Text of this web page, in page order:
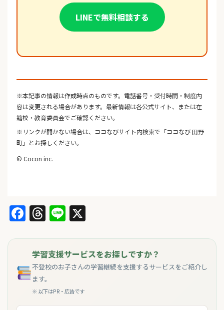
LINEで無料相談する
※本記事の情報は作成時点のものです。電話番号・受付時間・制度内
容は変更される場合があります。最新情報は各公式サイト、または在
籍校・教育委員会でご確認ください。
※リンクが開かない場合は、ココなびサイト内検索で「ココなび 田野
町」とお探しください。
© Cocon inc.
Facebook
Threads
Line
学習支援サービスをお探しですか？
不登校のお子さんの学習継続を支援するサービスをご紹介し
ます。
※ 以下はPR・広告です